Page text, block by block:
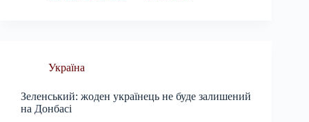
Україна
Зеленський: жоден українець не буде залишений
на Донбасі